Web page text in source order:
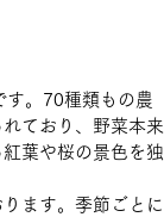
す。70種類もの農
ており、野菜本来
葉や桜の景色を独
ます。季節ごとに